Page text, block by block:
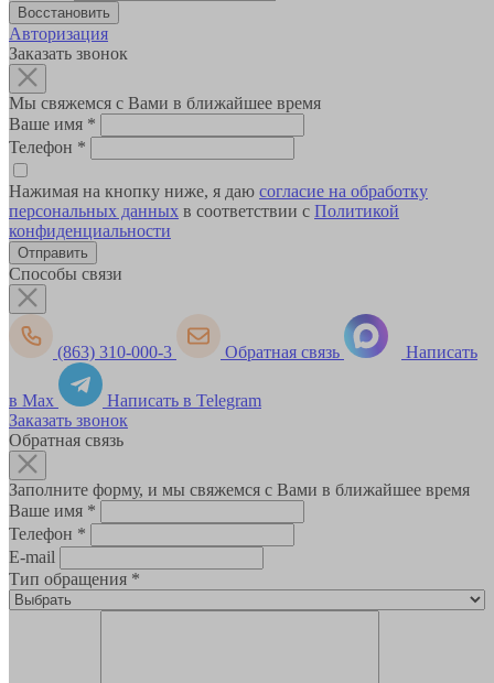
Авторизация
Заказать звонок
Мы свяжемся с Вами в ближайшее время
Ваше имя *
Телефон *
Нажимая на кнопку ниже, я даю согласие на обработку
персональных данных в соответствии с Политикой
конфиденциальности
Способы связи
(863) 310-000-3 Обратная связь Написать
в Max
Написать в Telegram
Заказать звонок
Обратная связь
Заполните форму, и мы свяжемся с Вами в ближайшее время
Ваше имя *
Телефон *
E-mail
Тип обращения *